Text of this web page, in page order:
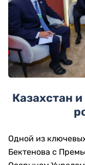
Казахстан
Одной из
Бектенова с